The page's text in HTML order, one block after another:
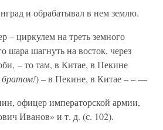
и обрабатывал в нем землю.
– циркулем на треть земного
шара шагнуть на восток, через
– то там, в Китае, в Пекине
братом!) – в Пекине, в Китае – – —
офицер императорской армии,
Иванов» и т. д. (с. 102).